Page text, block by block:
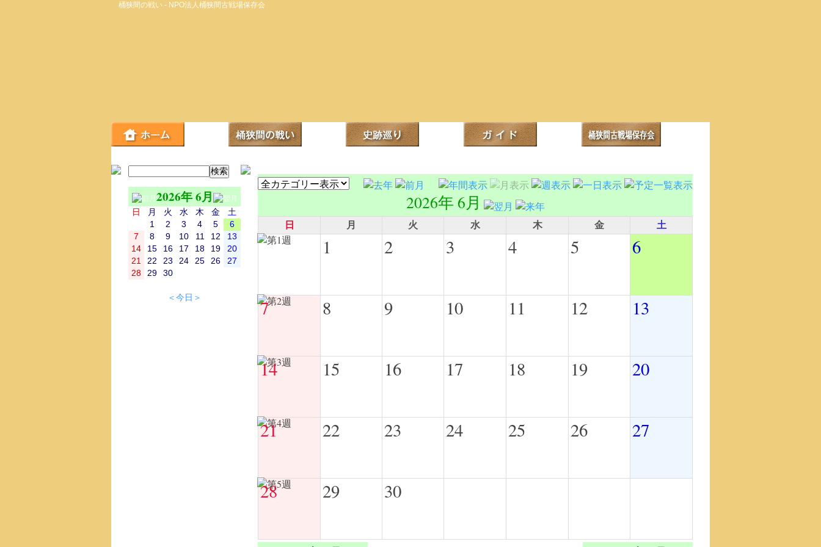
桶狭間の戦い - NPO法人桶狭間古戦場保存会
2026年 6月
日 月 火 水 木 金
土
1
2 3 4 5
6
7
8 9 10 11 12
13
14
15 16 17 18 19
20
21
22 23 24 25 26
27
28
29 30
＜今日＞
2026年 6月
日 月 火 水 木 金 土
1 2 3 4 5 6
7 8 9 10 11 12 13
14 15 16 17 18 19 20
21 22 23 24 25 26 27
28 29 30